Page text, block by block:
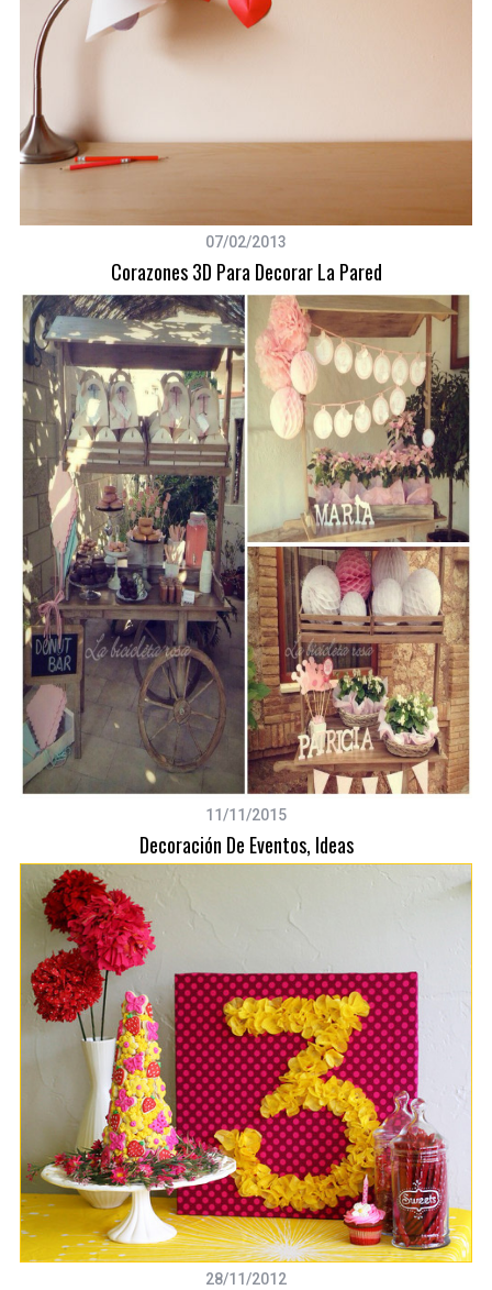
07/02/2013
Corazones 3D Para Decorar La Pared
11/11/2015
Decoración De Eventos, Ideas
28/11/2012